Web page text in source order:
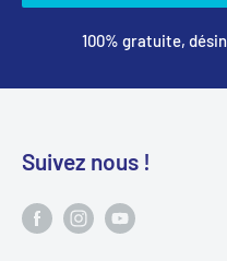
100% gratuite,
Suivez nous !